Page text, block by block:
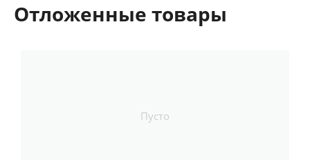
Отложенные товары
Пусто